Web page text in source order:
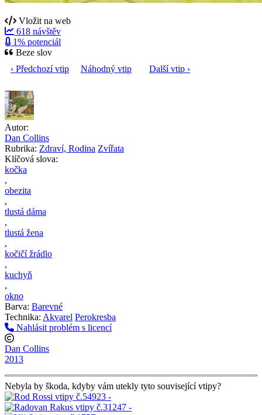
Vložit na web
618 návštěv
1% potenciál
Beze slov
‹ Předchozí vtip
Náhodný vtip Další vtip ›
Autor:
Dan Collins
Rubrika: Zdraví, Rodina Zvířata
Klíčová slova:
kočka
,
obezita
,
tlustá dáma
,
tlustá žena
,
kočičí žrádlo
,
kuchyň
,
okno
Barva: Barevné
Technika: Akvarel Perokresba
Nahlásit problém s licencí
Dan Collins
2013
Nebyla by škoda, kdyby vám utekly tyto související vtipy?